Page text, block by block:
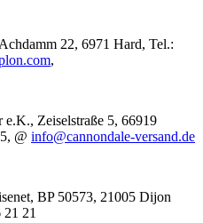
22, 6971 Hard, Tel.:
,
e.K., Zeiselstraße 5, 66919
@ info@cannondale-versand.de
BP 50573, 21005 Dijon
21